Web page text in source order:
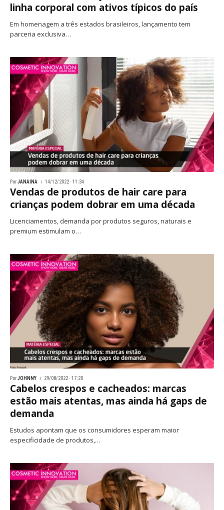
linha corporal com ativos típicos do país
Em homenagem a três estados brasileiros, lançamento tem
parceria exclusiva…
PorJANAINA 14/12/2022 · 11:34
Vendas de produtos de hair care para
crianças podem dobrar em uma década
Licenciamentos, demanda por produtos seguros, naturais e
premium estimulam o…
PorJOHNNY 29/08/2022 · 17:20
Cabelos crespos e cacheados: marcas
estão mais atentas, mas ainda há gaps de
demanda
Estudos apontam que os consumidores esperam maior
especificidade de produtos,…